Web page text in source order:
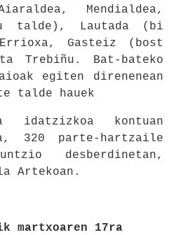
Mendialdea,
talde), Lautada (bi
Gasteiz (bost
Trebiñu. Bat-bateko
egiten direnenean
talde hauek
idatzizkoa kontuan
320 parte-hartzaile
desberdinetan,
Artekoan.
martxoaren 17ra